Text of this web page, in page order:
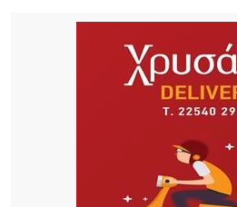
9 ΏΡΕΣ ΠΡΙΝ
Προσωρινή διακοπή
Λιμένα Μύρινας λόγω
ΜΕΒΓΑΛ: Με γιαούρτι και φέτα
της στις διεθνείς αγορές